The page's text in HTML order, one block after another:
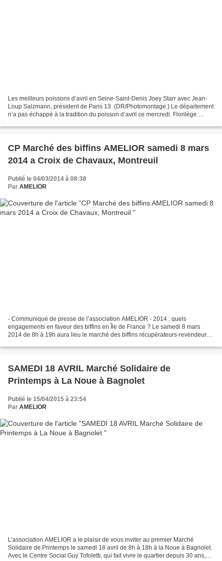
Les meilleurs poissons d’avril en Seine-Saint-Denis Joey Starr avec Jean-
Loup Salzmann, président de Paris 13. (DR/Photomontage.) Le département
n’a pas échappé à la tradition du poisson d’avril ce mercredi. Florilège.
CP Marché des biffins AMELIOR samedi 8 mars
2014 a Croix de Chavaux, Montreuil
Publié le 04/03/2014 à 08:38
Par AMELIOR
- Communiqué de presse de l’association AMELIOR - 2014 : quels
engagements en faveur des biffins en Île de France ? Le samedi 8 mars
2014 de 8h à 19h aura lieu le marché des biffins récupérateurs-revendeurs
SAMEDI 18 AVRIL Marché Solidaire de
Printemps à La Noue à Bagnolet
Publié le 15/04/2015 à 23:54
Par AMELIOR
L’association AMELIOR a le plaisir de vous inviter au premier Marché
Solidaire de Printemps le samedi 18 avril de 8h à 18h à la Noue à Bagnolet.
Avec le Centre Social Guy Tofoletti, qui fait vivre le quartier depuis 30 ans,